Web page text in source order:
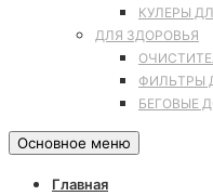
КУЛЕРЫ
ДЛЯ ЗДОРОВЬЯ
ФИЛЬТРЫ
БЕГОВЫЕ
Основное меню
Главная